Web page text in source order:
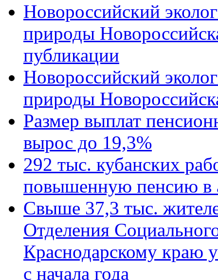
Новороссийский
природы
публикации
Новороссийский
природы
Размер выплат
вырос до 19,3%
292 тыс. кубанских
повышенную пенсию в
Свыше 37,3 тыс.
Отделения
Краснодарскому краю
с начала года